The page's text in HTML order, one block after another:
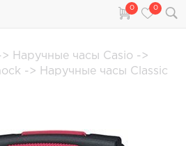
0 0
> Наручные часы Casio ->
-> Наручные часы Classic